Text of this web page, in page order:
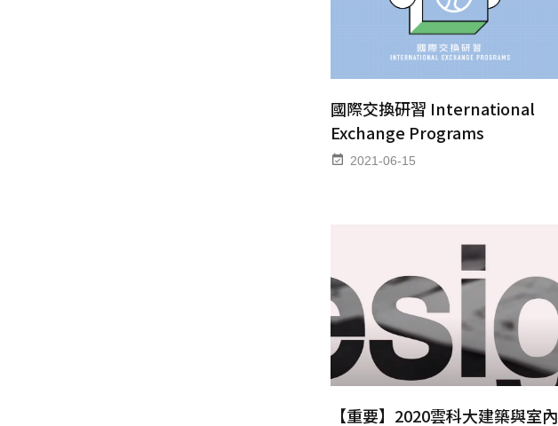
國際交換研習 International
Exchange Programs
2021-06-15
【重要】2020雲科大建築與室內